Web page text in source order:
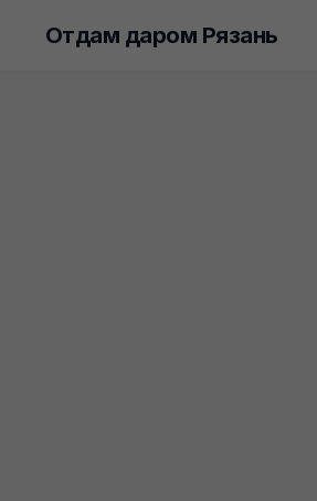
Отдам даром Рязань